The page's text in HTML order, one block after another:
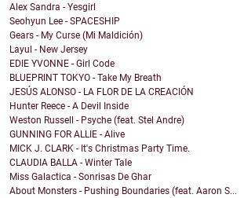
Alex Sandra - Yesgirl
Seohyun Lee - SPACESHIP
Gears - My Curse (Mi Maldición)
Layul - New Jersey
EDIE YVONNE - Girl Code
BLUEPRINT TOKYO - Take My Breath
JESÚS ALONSO - LA FLOR DE LA CREACIÓN
Hunter Reece - A Devil Inside
Weston Russell - Psyche (feat. Stel Andre)
GUNNING FOR ALLIE - Alive
MICK J. CLARK - It's Christmas Party Time.
CLAUDIA BALLA - Winter Tale
Miss Galactica - Sonrisas De Ghar
About Monsters - Pushing Boundaries (feat. Aaron S...